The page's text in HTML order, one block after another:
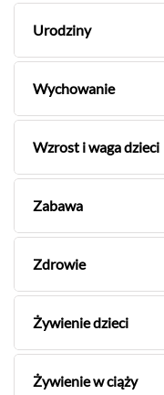
Urodziny
Wychowanie
Wzrost i waga dzieci
Zabawa
Zdrowie
Żywienie dzieci
Żywienie w ciąży